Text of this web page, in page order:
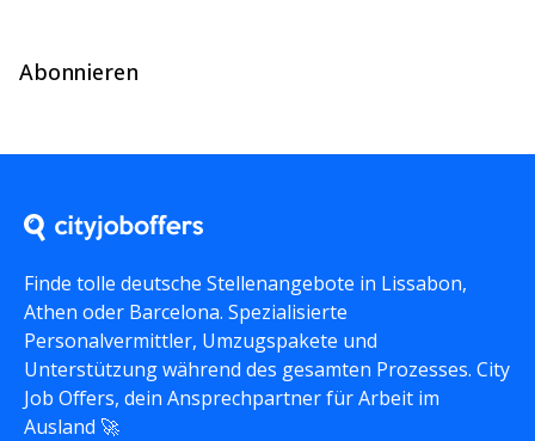
Abonnieren
Finde tolle deutsche Stellenangebote in Lissabon,
Athen oder Barcelona. Spezialisierte
Personalvermittler, Umzugspakete und
Unterstützung während des gesamten Prozesses. City
Job Offers, dein Ansprechpartner für Arbeit im
Ausland 🚀